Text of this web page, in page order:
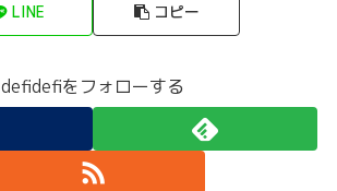
LINE コピー
defidefiをフォローする